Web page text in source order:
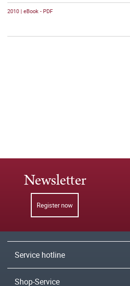
2010 | eBook - PDF
Newsletter
Register now
Service hotline
Shop-Service